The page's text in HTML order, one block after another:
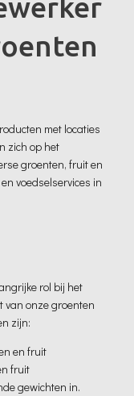
met locaties
zich op het
groenten, fruit en
voedselservices in
rol bij het
van onze groenten
zijn:
en fruit
fruit
gewichten in.